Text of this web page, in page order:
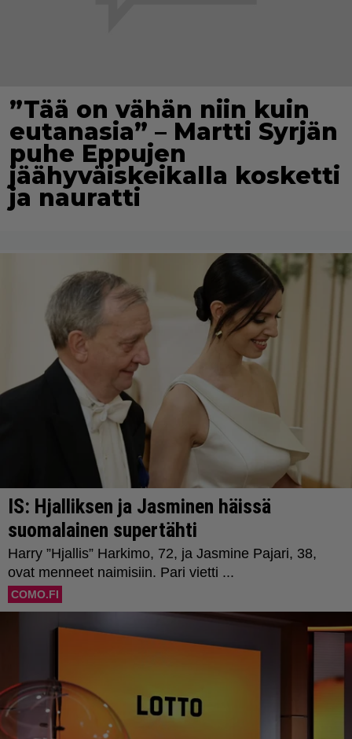
”Tää on vähän niin kuin
eutanasia” – Martti Syrjän
puhe Eppujen
jäähyväiskeikalla kosketti
ja nauratti